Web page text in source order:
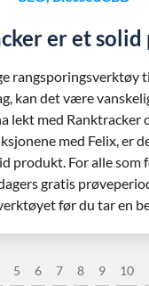
5 6 7 8 9 10
er et
rangsporingsverktøy
kan det være
lekt med Ranktracker
med Felix, er
produkt. For alle som
gratis
før du tar en